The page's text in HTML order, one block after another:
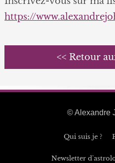
https://
<< Retour
© Alexandre
Qui suis je ?
Newsletter